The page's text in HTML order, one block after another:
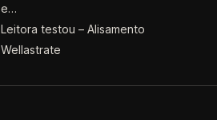
e…
Leitora testou – Alisamento
Wellastrate